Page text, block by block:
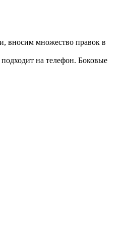
вносим множество правок в
на телефон. Боковые